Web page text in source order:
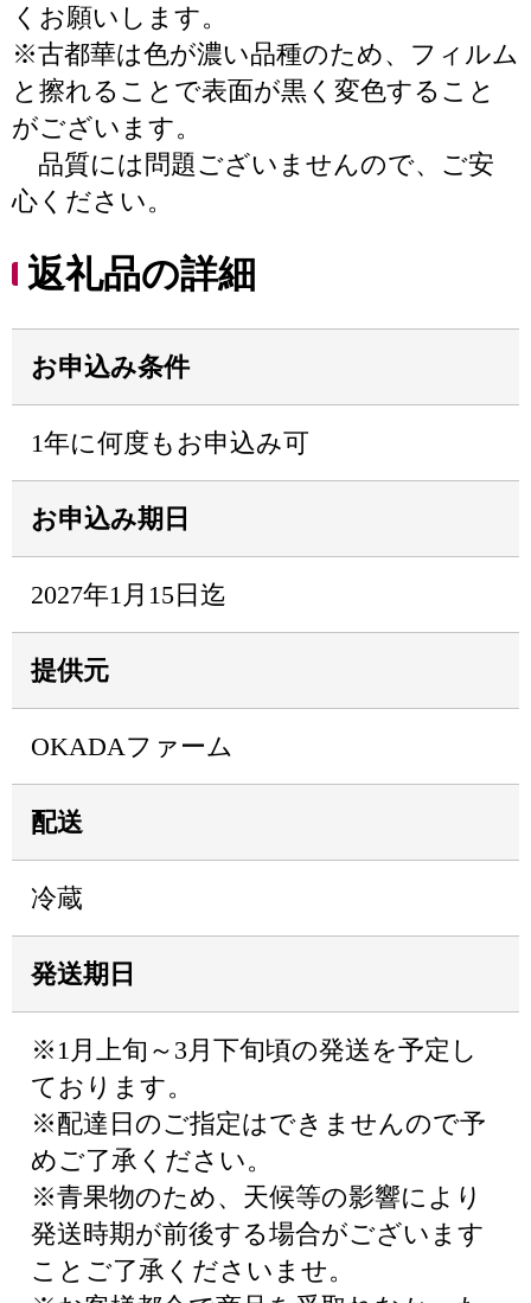
くお願いします。
※古都華は色が濃い品種のため、フィルム
と擦れることで表面が黒く変色すること
がございます。
品質には問題ございませんので、ご安
心ください。
返礼品の詳細
お申込み条件
1年に何度もお申込み可
お申込み期日
2027年1月15日迄
提供元
OKADAファーム
配送
冷蔵
発送期日
※1月上旬～3月下旬頃の発送を予定し
ております。
※配達日のご指定はできませんので予
めご了承ください。
※青果物のため、天候等の影響により
発送時期が前後する場合がございます
ことご了承くださいませ。